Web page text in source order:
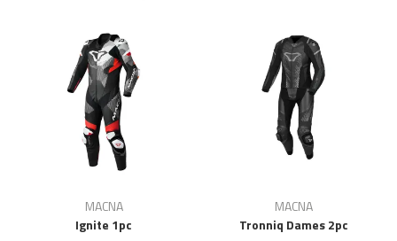
MACNA
Ignite 1pc
MACNA
Tronniq Dames 2pc